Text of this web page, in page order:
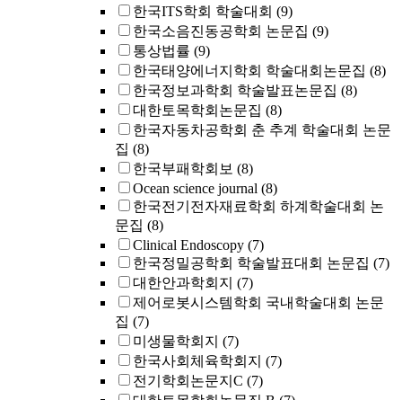
한국ITS학회 학술대회 (9)
한국소음진동공학회 논문집 (9)
통상법률 (9)
한국태양에너지학회 학술대회논문집 (8)
한국정보과학회 학술발표논문집 (8)
대한토목학회논문집 (8)
한국자동차공학회 춘 추계 학술대회 논문
집 (8)
한국부패학회보 (8)
Ocean science journal (8)
한국전기전자재료학회 하계학술대회 논
문집 (8)
Clinical Endoscopy (7)
한국정밀공학회 학술발표대회 논문집 (7)
대한안과학회지 (7)
제어로봇시스템학회 국내학술대회 논문
집 (7)
미생물학회지 (7)
한국사회체육학회지 (7)
전기학회논문지C (7)